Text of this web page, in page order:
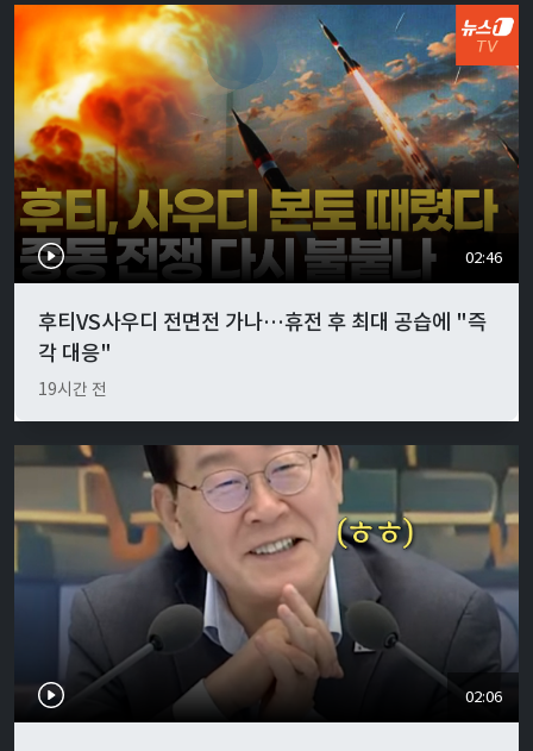
02:46
후티VS사우디 전면전 가나…휴전 후 최대 공습에 "즉
각 대응"
19시간 전
02:06